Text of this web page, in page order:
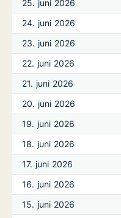
25. juni 2026
24. juni 2026
23. juni 2026
22. juni 2026
21. juni 2026
20. juni 2026
19. juni 2026
18. juni 2026
17. juni 2026
16. juni 2026
15. juni 2026